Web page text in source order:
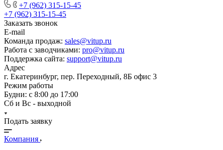
+7 (962) 315-15-45
+7 (962) 315-15-45
Заказать звонок
E-mail
Команда продаж: sales@vitup.ru
Работа с заводчиками: pro@vitup.ru
Поддержка сайта: support@vitup.ru
Адрес
г. Екатеринбург, пер. Переходный, 8Б офис 3
Режим работы
Будни: с 8:00 до 17:00
Сб и Вс - выходной
Подать заявку
Компания